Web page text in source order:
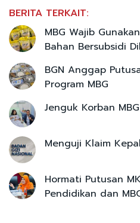
BERITA TERKAIT:
MBG Wajib
Bahan Bersubsidi
BGN Anggap
Program MBG
Jenguk Korban MBG
Menguji Klaim
Hormati Putusan
Pendidikan dan